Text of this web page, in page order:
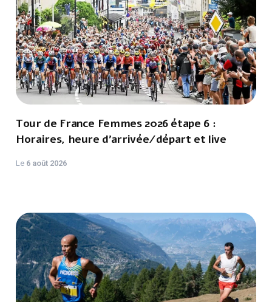
Tour de France Femmes 2026 étape 6 :
Horaires, heure d'arrivée/départ et live
Le 6 août 2026